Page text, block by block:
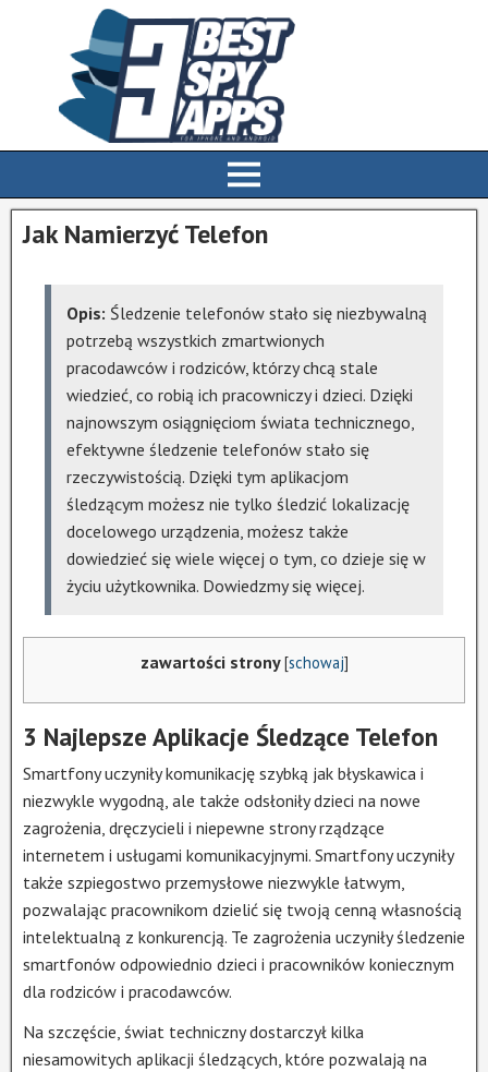
Jak Namierzyć Telefon
Opis: Śledzenie telefonów stało się niezbywalną
potrzebą wszystkich zmartwionych
pracodawców i rodziców, którzy chcą stale
wiedzieć, co robią ich pracowniczy i dzieci. Dzięki
najnowszym osiągnięciom świata technicznego,
efektywne śledzenie telefonów stało się
rzeczywistością. Dzięki tym aplikacjom
śledzącym możesz nie tylko śledzić lokalizację
docelowego urządzenia, możesz także
dowiedzieć się wiele więcej o tym, co dzieje się w
życiu użytkownika. Dowiedzmy się więcej.
zawartości strony [schowaj]
3 Najlepsze Aplikacje Śledzące Telefon
Smartfony uczyniły komunikację szybką jak błyskawica i
niezwykle wygodną, ale także odsłoniły dzieci na nowe
zagrożenia, dręczycieli i niepewne strony rządzące
internetem i usługami komunikacyjnymi. Smartfony uczyniły
także szpiegostwo przemysłowe niezwykle łatwym,
pozwalając pracownikom dzielić się twoją cenną własnością
intelektualną z konkurencją. Te zagrożenia uczyniły śledzenie
smartfonów odpowiednio dzieci i pracowników koniecznym
dla rodziców i pracodawców.
Na szczęście, świat techniczny dostarczył kilka
niesamowitych aplikacji śledzących, które pozwalają na